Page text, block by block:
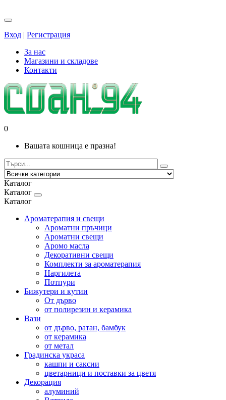
Вход | Регистрация
За нас
Магазини и складове
Контакти
0
Вашата кошница е празна!
Каталог
Каталог
Каталог
Ароматерапия и свещи
Ароматни пръчици
Ароматни свещи
Аромо масла
Декоративни свещи
Комплекти за ароматерапия
Наргилета
Потпури
Бижутери и кутии
От дърво
от полирезин и керамика
Вази
от дърво, ратан, бамбук
от керамика
от метал
Градинска украса
кашпи и саксии
цветарници и поставки за цветя
Декорация
алуминий